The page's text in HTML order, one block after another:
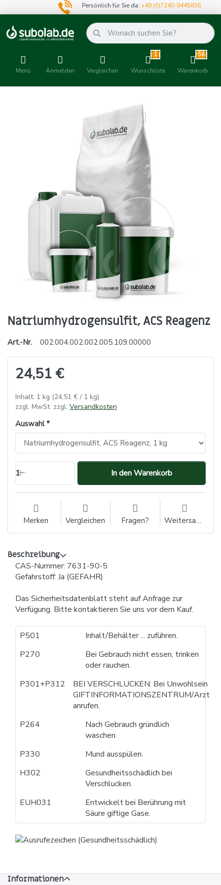
Persönlich für Sie da:+49 (0)7240-9445836
Menü Anmelden Vergleichen
1
Wunschliste
56
Warenkorb
Natriumhydrogensulfit, ACS Reagenz
Art.-Nr. 002.004.002.002.005.109.00000
24,51 €
Inhalt: 1 kg (24,51 € / 1 kg)
zzgl. MwSt. zzgl. Versandkosten
Auswahl
1 In den Warenkorb
Merken Vergleichen Fragen? Weitersagen
Beschreibung
CAS-Nummer: 7631-90-5
Gefahrstoff: Ja (GEFAHR)
Das Sicherheitsdatenblatt steht auf Anfrage zur
Verfügung. Bitte kontaktieren Sie uns vor dem Kauf.
P501
Inhalt/Behälter ... zuführen.
P270
Bei Gebrauch nicht essen, trinken
oder rauchen.
P301+P312
BEI VERSCHLUCKEN: Bei Unwohlsein
GIFTINFORMATIONSZENTRUM/Arzt
anrufen.
P264
Nach Gebrauch gründlich
waschen.
P330
Mund ausspülen.
H302
Gesundheitsschädlich bei
Verschlucken.
EUH031
Entwickelt bei Berührung mit
Säure giftige Gase.
Informationen